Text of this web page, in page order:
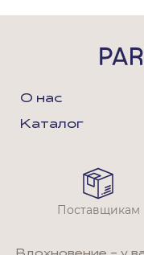
О нас
Каталог
Поставщикам